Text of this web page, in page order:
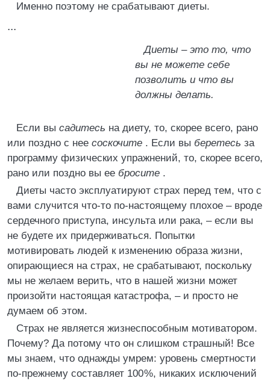
Именно поэтому не срабатывают диеты.
...
Диеты – это то, что
вы не можете себе
позволить и что вы
должны делать.
Если вы садитесь на диету, то, скорее всего, рано
или поздно с нее соскочите . Если вы беретесь за
программу физических упражнений, то, скорее всего,
рано или поздно вы ее бросите .
Диеты часто эксплуатируют страх перед тем, что с
вами случится что-то по-настоящему плохое – вроде
сердечного приступа, инсульта или рака, – если вы
не будете их придерживаться. Попытки
мотивировать людей к изменению образа жизни,
опирающиеся на страх, не срабатывают, поскольку
мы не желаем верить, что в нашей жизни может
произойти настоящая катастрофа, – и просто не
думаем об этом.
Страх не является жизнеспособным мотиватором.
Почему? Да потому что он слишком страшный! Все
мы знаем, что однажды умрем: уровень смертности
по-прежнему составляет 100 %, никаких исключений